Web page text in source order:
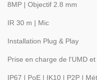
8MP | Objectif 2.8 mm
IR 30 m | Mic
Installation Plug & Play
Prise en charge de l'UMD
IP67 | PoE | IK10 | P2P |